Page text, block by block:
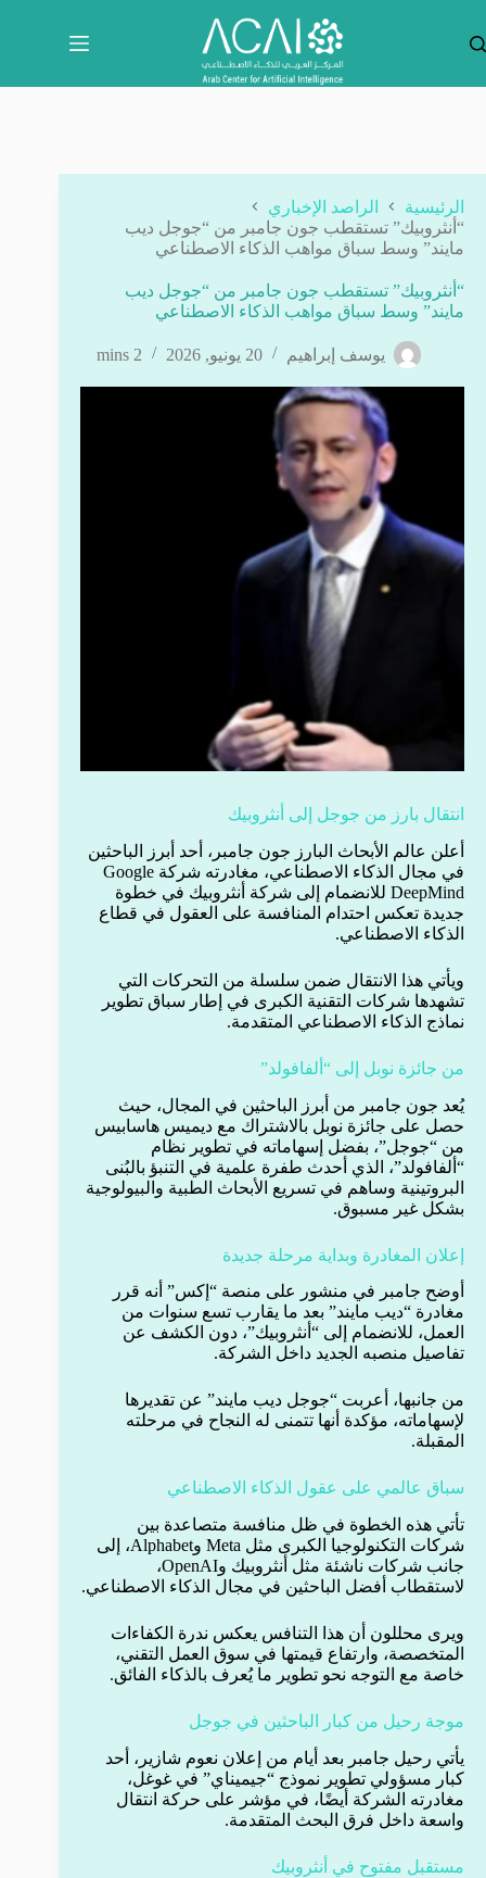
المحتوى
الرئيسية
الراصد الإخباري
“أنثروبيك” تستقطب جون جامبر من “جوجل ديب
مايند” وسط سباق مواهب الذكاء الاصطناعي
“أنثروبيك” تستقطب جون جامبر من “جوجل ديب
مايند” وسط سباق مواهب الذكاء الاصطناعي
يوسف إبراهيم 20 يونيو, 2026 2 mins
انتقال بارز من جوجل إلى أنثروبيك
أعلن عالم الأبحاث البارز جون جامبر، أحد أبرز الباحثين
في مجال الذكاء الاصطناعي، مغادرته شركة Google
DeepMind للانضمام إلى شركة أنثروبيك في خطوة
جديدة تعكس احتدام المنافسة على العقول في قطاع
الذكاء الاصطناعي.
ويأتي هذا الانتقال ضمن سلسلة من التحركات التي
تشهدها شركات التقنية الكبرى في إطار سباق تطوير
نماذج الذكاء الاصطناعي المتقدمة.
من جائزة نوبل إلى “ألفافولد”
يُعد جون جامبر من أبرز الباحثين في المجال، حيث
حصل على جائزة نوبل بالاشتراك مع ديميس هاسابيس
من “جوجل”، بفضل إسهاماته في تطوير نظام
“ألفافولد”، الذي أحدث طفرة علمية في التنبؤ بالبُنى
البروتينية وساهم في تسريع الأبحاث الطبية والبيولوجية
بشكل غير مسبوق.
إعلان المغادرة وبداية مرحلة جديدة
أوضح جامبر في منشور على منصة “إكس” أنه قرر
مغادرة “ديب مايند” بعد ما يقارب تسع سنوات من
العمل، للانضمام إلى “أنثروبيك”، دون الكشف عن
تفاصيل منصبه الجديد داخل الشركة.
من جانبها، أعربت “جوجل ديب مايند” عن تقديرها
لإسهاماته، مؤكدة أنها تتمنى له النجاح في مرحلته
المقبلة.
سباق عالمي على عقول الذكاء الاصطناعي
تأتي هذه الخطوة في ظل منافسة متصاعدة بين
شركات التكنولوجيا الكبرى مثل Meta وAlphabet، إلى
جانب شركات ناشئة مثل أنثروبيك وOpenAI،
لاستقطاب أفضل الباحثين في مجال الذكاء الاصطناعي.
ويرى محللون أن هذا التنافس يعكس ندرة الكفاءات
المتخصصة، وارتفاع قيمتها في سوق العمل التقني،
خاصة مع التوجه نحو تطوير ما يُعرف بالذكاء الفائق.
موجة رحيل من كبار الباحثين في جوجل
يأتي رحيل جامبر بعد أيام من إعلان نعوم شازير، أحد
كبار مسؤولي تطوير نموذج “جيميناي” في غوغل،
مغادرته الشركة أيضًا، في مؤشر على حركة انتقال
واسعة داخل فرق البحث المتقدمة.
مستقبل مفتوح في أنثروبيك